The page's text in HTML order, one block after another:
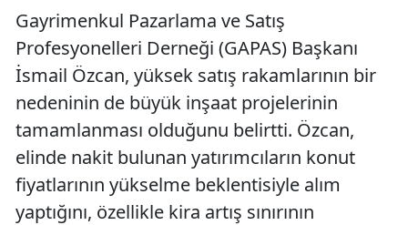
Gayrimenkul Pazarlama ve Satış
Profesyonelleri Derneği (GAPAS) Başkanı
İsmail Özcan, yüksek satış rakamlarının bir
nedeninin de büyük inşaat projelerinin
tamamlanması olduğunu belirtti. Özcan,
elinde nakit bulunan yatırımcıların konut
fiyatlarının yükselme beklentisiyle alım
yaptığını, özellikle kira artış sınırının